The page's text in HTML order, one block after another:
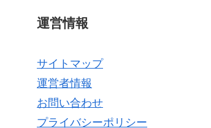
運営情報
サイトマップ
運営者情報
お問い合わせ
プライバシーポリシー